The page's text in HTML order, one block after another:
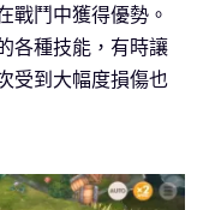
戰鬥中獲得優勢。
各種技能，有時讓
受到大幅度損傷也